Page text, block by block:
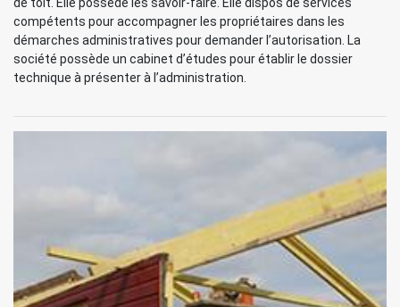
compétents pour accompagner les propriétaires dans les
démarches administratives pour demander l’autorisation. La
société possède un cabinet d’études pour établir le dossier
technique à présenter à l’administration.